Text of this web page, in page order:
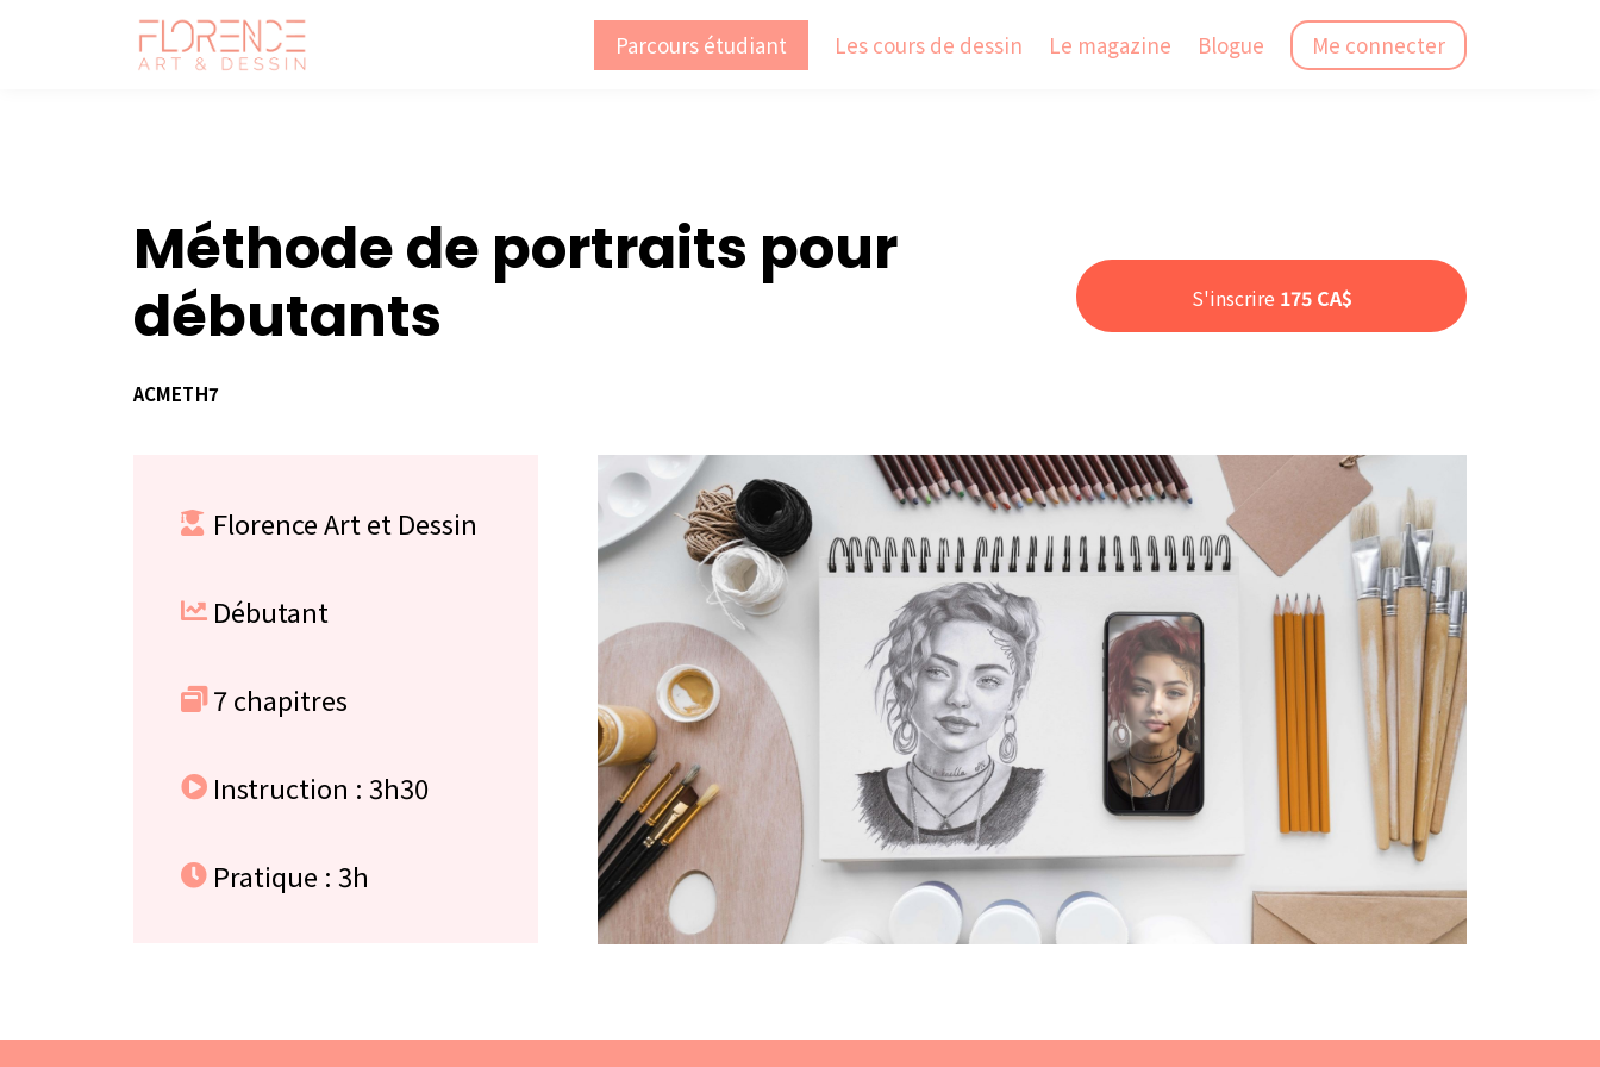
Parcours étudiant Les cours de dessin Le magazine Blogue Me connecter
Méthode de portraits pour
débutants
ACMETH7
S'inscrire 175 CA$
Florence Art et Dessin
Débutant
7 chapitres
Instruction : 3h30
Pratique : 3h